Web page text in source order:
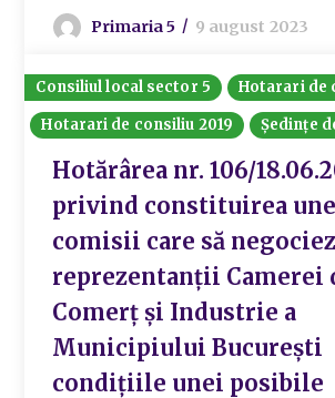
Primaria 5 9 august 2023
Consiliul local sector 5
Hotarari de
Hotarari de consiliu 2019
Ședințe
Hotărârea nr. 106/
privind constituirea
comisii care să
reprezentanții Camerei
Comerț și Industrie a
Municipiului București
condițiile unei posibile